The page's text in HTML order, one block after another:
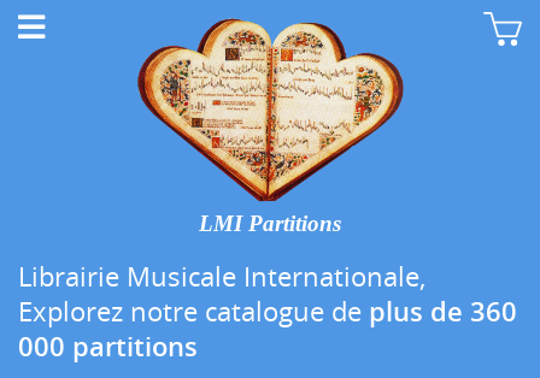
LMI Partitions
Librairie Musicale Internationale,
Explorez notre catalogue de plus de 360
000 partitions